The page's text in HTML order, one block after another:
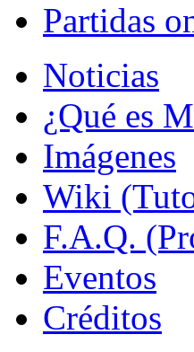
Partidas
Noticias
¿Qué es
Imágenes
Wiki
F.A.Q.
Eventos
Créditos